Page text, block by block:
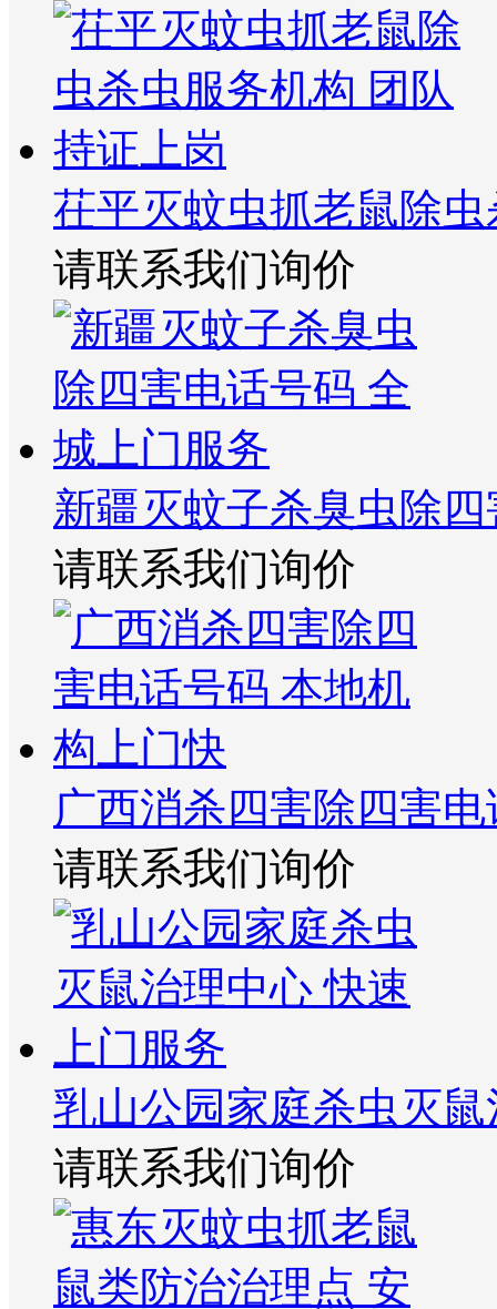
茌平灭蚊虫抓老鼠除
请联系我们询价
新疆灭蚊子杀臭虫除
请联系我们询价
广西消杀四害除四害
请联系我们询价
乳山公园家庭杀虫灭
请联系我们询价